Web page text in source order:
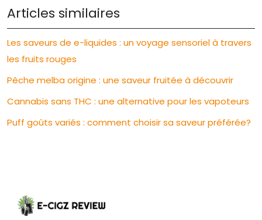
Articles similaires
Les saveurs de e-liquides : un voyage sensoriel à travers
les fruits rouges
Pêche melba origine : une saveur fruitée à découvrir
Cannabis sans THC : une alternative pour les vapoteurs
Puff goûts variés : comment choisir sa saveur préférée?